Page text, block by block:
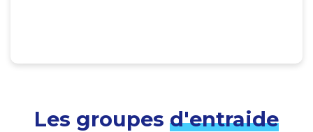
Les groupes d'entraide